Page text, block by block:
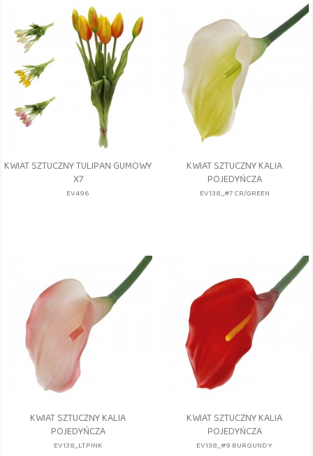
KWIAT SZTUCZNY TULIPAN GUMOWY
X7
EV496
KWIAT SZTUCZNY KALIA
POJEDYŃCZA
EV138_#7 CR/GREEN
KWIAT SZTUCZNY KALIA
POJEDYŃCZA
EV138_LT.PINK
KWIAT SZTUCZNY KALIA
POJEDYŃCZA
EV138_#9 BURGUNDY